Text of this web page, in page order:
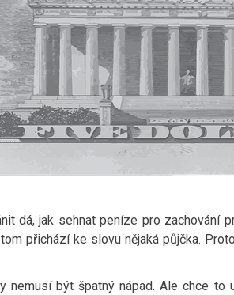
dá, jak sehnat peníze pro
přichází ke slovu nějaká půjčka.
být špatný nápad. Ale chce to